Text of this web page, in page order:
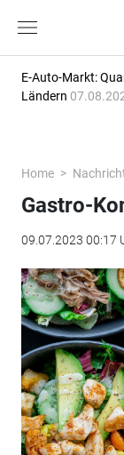
E-Auto-Markt:
Ländern
Home
Gastro-
09.07.2023 00:17